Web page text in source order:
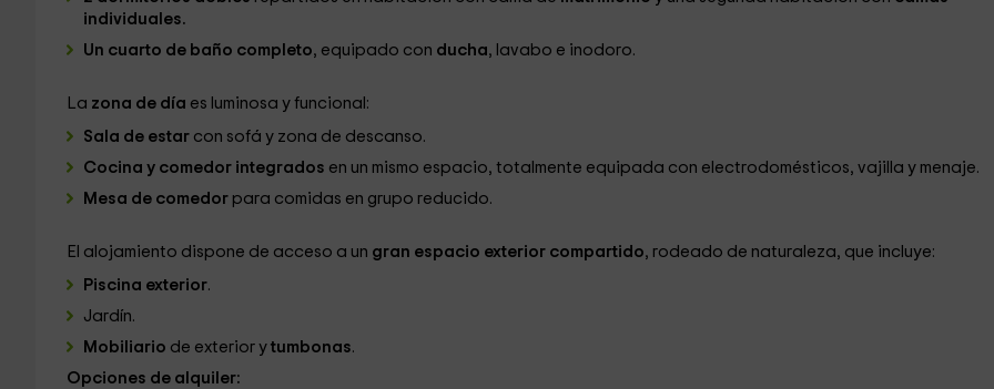
individuales.
Un cuarto de baño completo, equipado con ducha, lavabo e inodoro.
La zona de día es luminosa y funcional:
Sala de estarcon sofá y zona de descanso.
Cocina y comedor integrados en un mismo espacio, totalmente equipada con electrodomésticos, vajilla y menaje.
Mesa de comedorpara comidas en grupo reducido.
El alojamiento dispone de acceso a un gran espacio exterior compartido, rodeado de naturaleza, que incluye:
Piscina exterior.
Jardín.
Mobiliario de exterior y tumbonas.
Opciones de alquiler: